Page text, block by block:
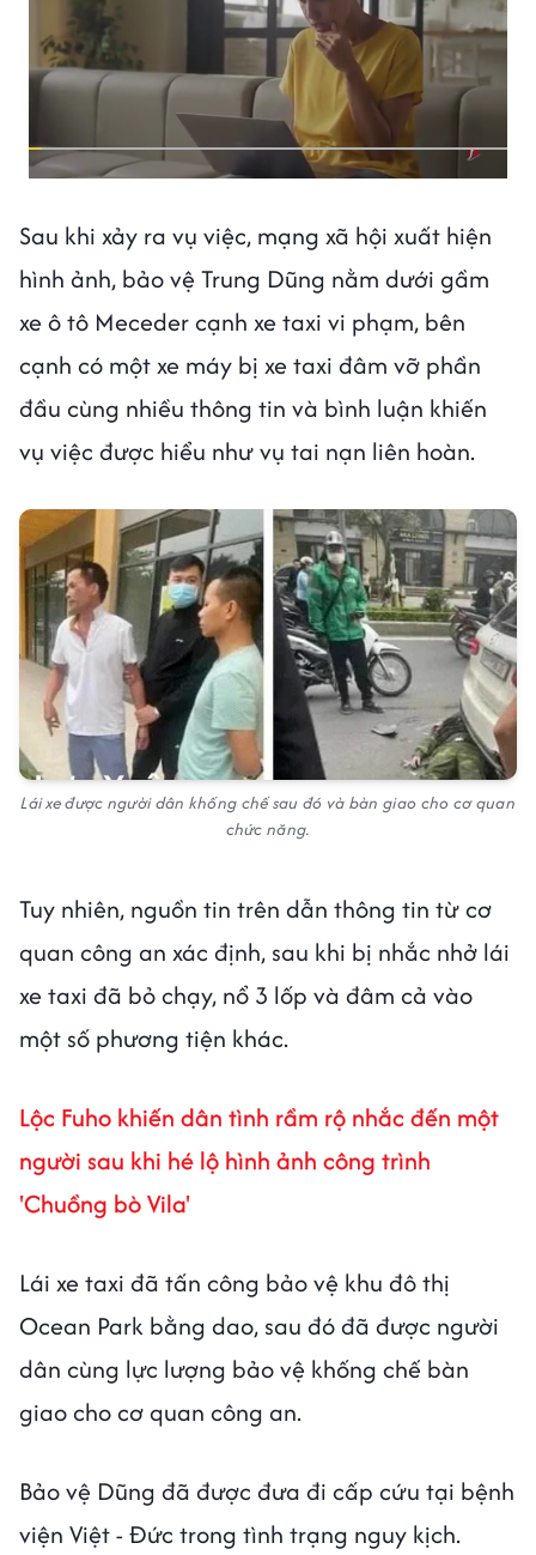
Sau khi xảy ra vụ việc, mạng xã hội xuất hiện
hình ảnh, bảo vệ Trung Dũng nằm dưới gầm
xe ô tô Meceder cạnh xe taxi vi phạm, bên
cạnh có một xe máy bị xe taxi đâm vỡ phần
đầu cùng nhiều thông tin và bình luận khiến
vụ việc được hiểu như vụ tai nạn liên hoàn.
Lái xe được người dân khống chế sau đó và bàn giao cho cơ quan
chức năng.
Tuy nhiên, nguồn tin trên dẫn thông tin từ cơ
quan công an xác định, sau khi bị nhắc nhở lái
xe taxi đã bỏ chạy, nổ 3 lốp và đâm cả vào
một số phương tiện khác.
Lộc Fuho khiến dân tình rầm rộ nhắc đến một
người sau khi hé lộ hình ảnh công trình
'Chuồng bò Vila'
Lái xe taxi đã tấn công bảo vệ khu đô thị
Ocean Park bằng dao, sau đó đã được người
dân cùng lực lượng bảo vệ khống chế bàn
giao cho cơ quan công an.
Bảo vệ Dũng đã được đưa đi cấp cứu tại bệnh
viện Việt - Đức trong tình trạng nguy kịch.